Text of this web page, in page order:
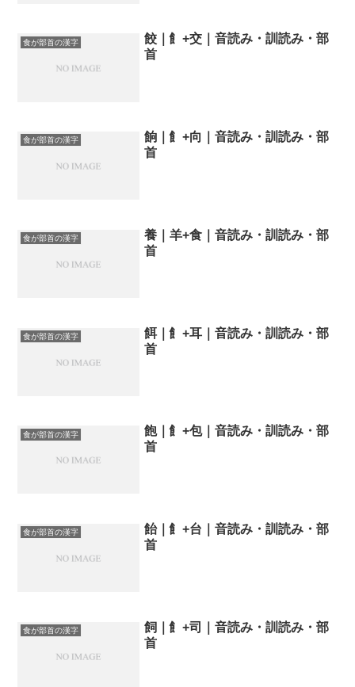
食が部首の漢字
餃｜飠+交｜音読み・訓読み・部
首
食が部首の漢字
餉｜飠+向｜音読み・訓読み・部
首
食が部首の漢字
養｜羊+食｜音読み・訓読み・部
首
食が部首の漢字
餌｜飠+耳｜音読み・訓読み・部
首
食が部首の漢字
飽｜飠+包｜音読み・訓読み・部
首
食が部首の漢字
飴｜飠+台｜音読み・訓読み・部
首
食が部首の漢字
飼｜飠+司｜音読み・訓読み・部
首